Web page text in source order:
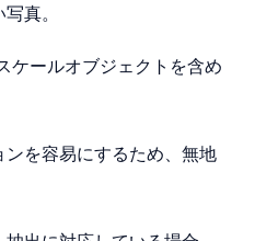
真。
ケールオブジェクトを含め
を容易にするため、無地